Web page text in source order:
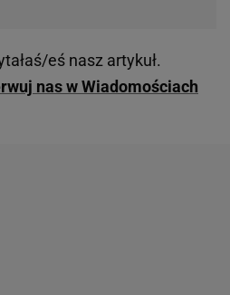
eś nasz artykuł.
nas w Wiadomościach